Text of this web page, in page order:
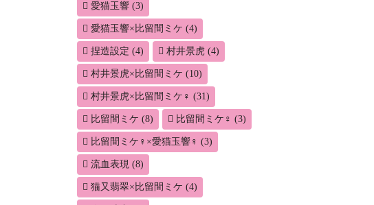
愛猫玉響 (3)
愛猫玉響×比留間ミケ (4)
捏造設定 (4) 村井景虎 (4)
村井景虎×比留間ミケ (10)
村井景虎×比留間ミケ♀ (31)
比留間ミケ (8) 比留間ミケ♀ (3)
比留間ミケ♀×愛猫玉響♀ (3)
流血表現 (8)
猫又翡翠×比留間ミケ (4)